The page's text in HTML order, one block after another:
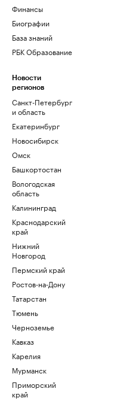
Финансы
Биографии
База знаний
РБК Образование
Новости
регионов
Санкт-Петербург
и область
Екатеринбург
Новосибирск
Омск
Башкортостан
Вологодская
область
Калининград
Краснодарский
край
Нижний
Новгород
Пермский край
Ростов-на-Дону
Татарстан
Тюмень
Черноземье
Кавказ
Карелия
Мурманск
Приморский
край